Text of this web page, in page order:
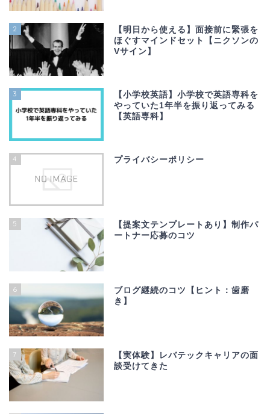
2
【明日から使える】面接前に緊張を
ほぐすマインドセット【ニクソンの
Vサイン】
3
【小学校英語】小学校で英語専科を
やっていた1年半を振り返ってみる
【英語専科】
4 プライバシーポリシー
5
【提案文テンプレートあり】制作パ
ートナー応募のコツ
6
ブログ継続のコツ【ヒント：歯磨
き】
7
【実体験】レバテックキャリアの面
談受けてきた